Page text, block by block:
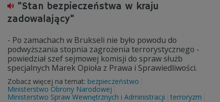
"Stan bezpieczeństwa w kraju
zadowalający"
- Po zamachach w Brukseli nie było powodu do
podwyższania stopnia zagrożenia terrorystycznego -
powiedział szef sejmowej komisji do spraw służb
specjalnych Marek Opioła z Prawa i Sprawiedliwości.
Zobacz więcej na temat: bezpieczeństwo
Ministerstwo Obrony Narodowej
Ministerstwo Spraw Wewnętrznych i Administracji
terroryzm